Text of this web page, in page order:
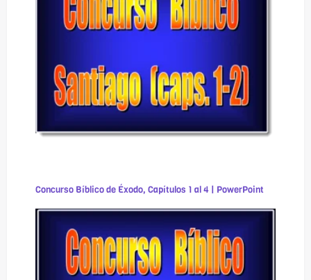
Concurso Bíblico de Éxodo, Capítulos 1 al 4 | PowerPoint